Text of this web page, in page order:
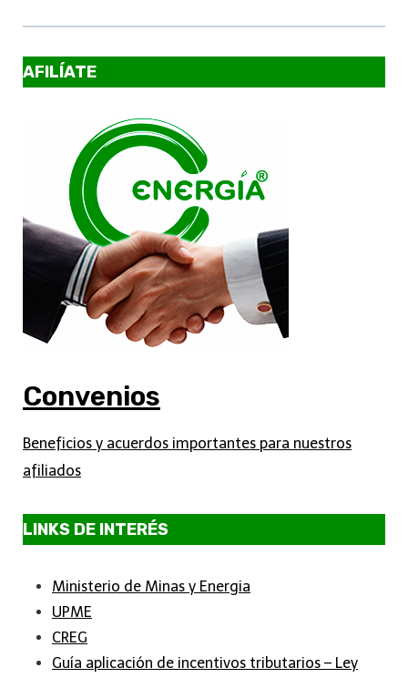
AFILÍATE
Convenios
Beneficios y acuerdos importantes para nuestros
afiliados
LINKS DE INTERÉS
Ministerio de Minas y Energia
UPME
CREG
Guía aplicación de incentivos tributarios – Ley